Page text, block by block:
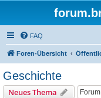
FAQ
Foren-Übersicht
Geschichte
Neues Thema